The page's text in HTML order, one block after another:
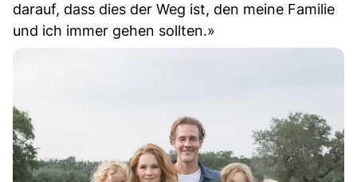
darauf, dass dies der Weg ist, den meine Familie
und ich immer gehen sollten.»